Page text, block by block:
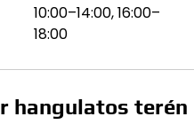
10:00–14:00, 16:00–
18:00
hangulatos terén